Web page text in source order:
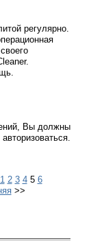
регулярно.
Вы должны
1 2 3 4 5 6
>>